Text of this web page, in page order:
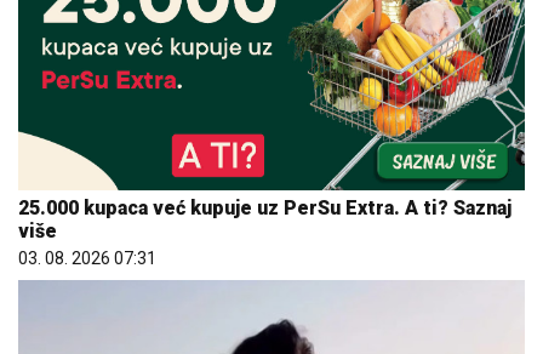
25.000 kupaca već kupuje uz PerSu Extra. A ti? Saznaj
više
03. 08. 2026 07:31